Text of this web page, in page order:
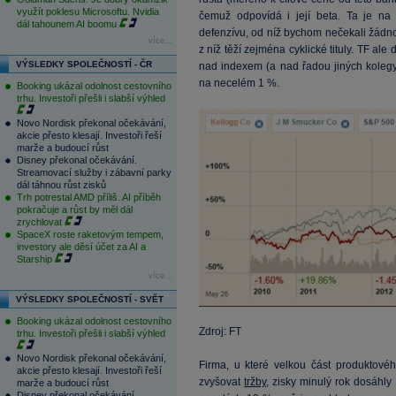
využít poklesu Microsoftu. Nvidia
dál tahounem AI boomu
více...
VÝSLEDKY SPOLEČNOSTÍ - ČR
Booking ukázal odolnost cestovního
trhu. Investoři přešli i slabší výhled
Novo Nordisk překonal očekávání,
akcie přesto klesají. Investoři řeší
marže a budoucí růst
Disney překonal očekávání.
Streamovací služby i zábavní parky
dál táhnou růst zisků
Trh potrestal AMD příliš. AI příběh
pokračuje a růst by měl dál
zrychlovat
SpaceX roste raketovým tempem,
investory ale děsí účet za AI a
Starship
více...
VÝSLEDKY SPOLEČNOSTÍ - SVĚT
Booking ukázal odolnost cestovního
trhu. Investoři přešli i slabší výhled
Novo Nordisk překonal očekávání,
akcie přesto klesají. Investoři řeší
marže a budoucí růst
čemuž odpovídá i její beta. Ta je na
defenzívu, od níž bychom nečekali
z níž těží zejména cyklické tituly. TF ale
nad indexem (a nad řadou jiných
na necelém 1 %.
Zdroj: FT
Firma, u které velkou část
zvyšovattržby, zisky minulý rok